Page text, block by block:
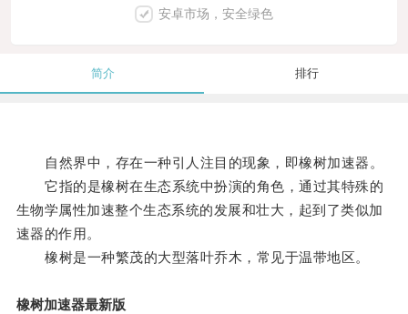
安卓市场，安全绿色
简介 排行
自然界中，存在一种引人注目的现象，即橡树加速器。
它指的是橡树在生态系统中扮演的角色，通过其特殊的
生物学属性加速整个生态系统的发展和壮大，起到了类似加
速器的作用。
橡树是一种繁茂的大型落叶乔木，常见于温带地区。
橡树加速器最新版